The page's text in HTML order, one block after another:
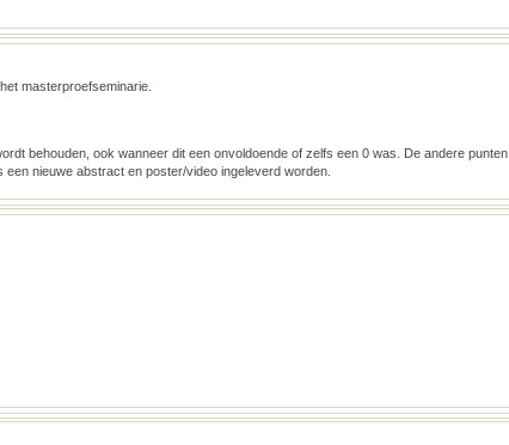
masterproefseminarie.
behouden, ook wanneer dit een onvoldoende of zelfs een 0 was. De andere punten
nieuwe abstract en poster/video ingeleverd worden.